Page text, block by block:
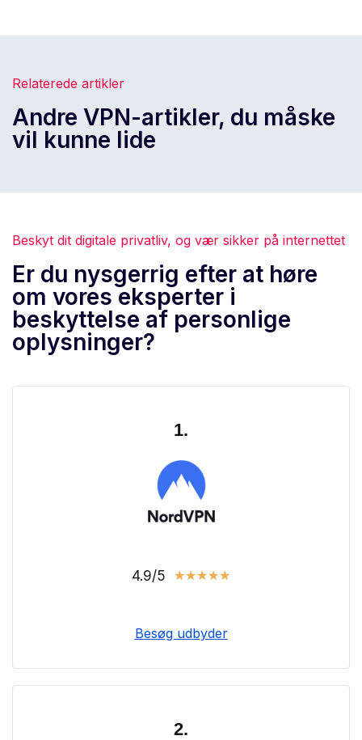
Relaterede artikler
Andre VPN-artikler, du måske
vil kunne lide
Beskyt dit digitale privatliv, og vær sikker på internettet
Er du nysgerrig efter at høre
om vores eksperter i
beskyttelse af personlige
oplysninger?
1.
4.9/5 ★★★★★
Besøg udbyder
2.